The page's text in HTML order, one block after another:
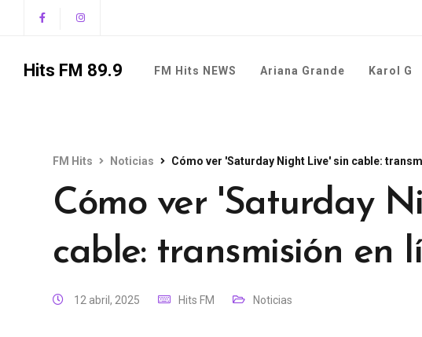
Hits FM 89.9 FM Hits NEWS Ariana Grande Karol G
FM Hits Noticias Cómo ver 'Saturday Night Live' sin cable:
Cómo ver 'Saturday
cable: transmisión en
12 abril, 2025 Hits FM Noticias